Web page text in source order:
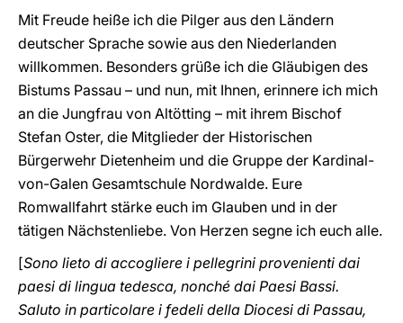
Mit Freude heiße ich die Pilger aus den Ländern
deutscher Sprache sowie aus den Niederlanden
willkommen. Besonders grüße ich die Gläubigen des
Bistums Passau – und nun, mit Ihnen, erinnere ich mich
an die Jungfrau von Altötting – mit ihrem Bischof
Stefan Oster, die Mitglieder der Historischen
Bürgerwehr Dietenheim und die Gruppe der Kardinal-
von-Galen Gesamtschule Nordwalde. Eure
Romwallfahrt stärke euch im Glauben und in der
tätigen Nächstenliebe. Von Herzen segne ich euch alle.
[Sono lieto di accogliere i pellegrini provenienti dai
paesi di lingua tedesca, nonché dai Paesi Bassi.
Saluto in particolare i fedeli della Diocesi di Passau,